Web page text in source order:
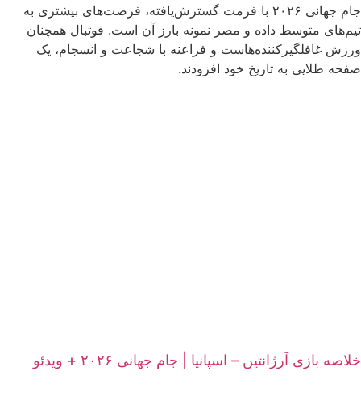
جام جهانی ۲۰۲۶ با فرمت گسترش‌یافته، فرصت‌های بیشتری به
تیم‌های متوسط داده و مصر نمونه بارز آن است. فوتبال همچنان
ورزش غافلگیرکننده‌هاست و فراعنه با شجاعت و انسجام، یک
صفحه طلایی به تاریخ خود افزودند.
خلاصه بازی آرژانتین – اسپانیا | جام جهانی ۲۰۲۶ + ویدئو